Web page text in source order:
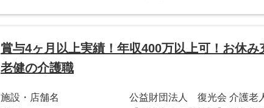
賞与4ヶ月以上実績！年収400万以上可！お休
老健の介護職
施設・店舗名
公益財団法人 復光会 介護老